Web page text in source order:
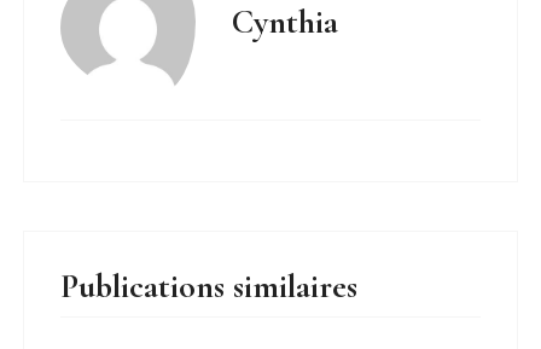
Cynthia
Publications similaires